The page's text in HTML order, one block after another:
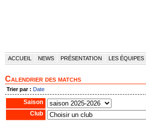
ACCUEIL NEWS PRÉSENTATION LES ÉQUIPES
Calendrier des matchs
Trier par : Date
Saison
Club